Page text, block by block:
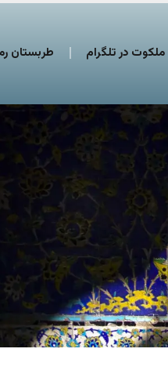
ملکوت در تلگرام طربستان